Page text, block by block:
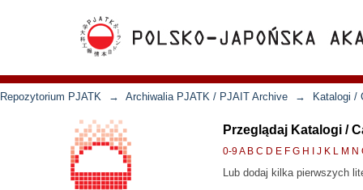
Repozytorium PJATK → Archiwalia PJATK / PJAIT Archive → Katalogi /
Przeglądaj Katalogi /
0-9A B C D E F G H J K L M N
Lub dodaj kilka pierwszych